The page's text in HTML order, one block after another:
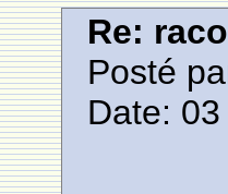
Re:
Posté
Date: